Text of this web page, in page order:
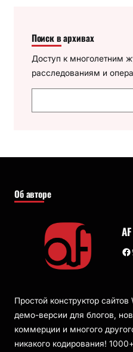
Поиск в архивах
Доступ к многолетним
расследованиям и
о
к
Об авторе
Facebook
Простой конструктор
демо-версии для блогов,
коммерции и многого
никакого кодирования!